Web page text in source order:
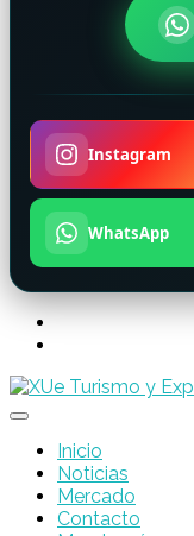
Instagram
WhatsApp
Inicio
Noticias
Mercado
Contacto